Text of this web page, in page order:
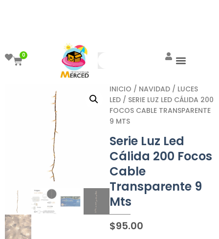
0
INICIO / NAVIDAD / LUCES
LED / SERIE LUZ LED CÁLIDA 200
FOCOS CABLE TRANSPARENTE
9 MTS
Serie Luz Led
Cálida 200 Focos
Cable
Transparente 9
Mts
$95.00